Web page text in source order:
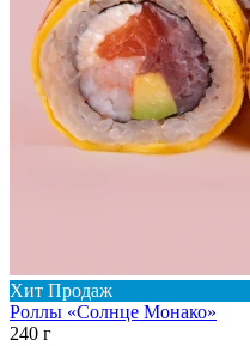
Хит Продаж
Роллы «Солнце Монако»
240 г